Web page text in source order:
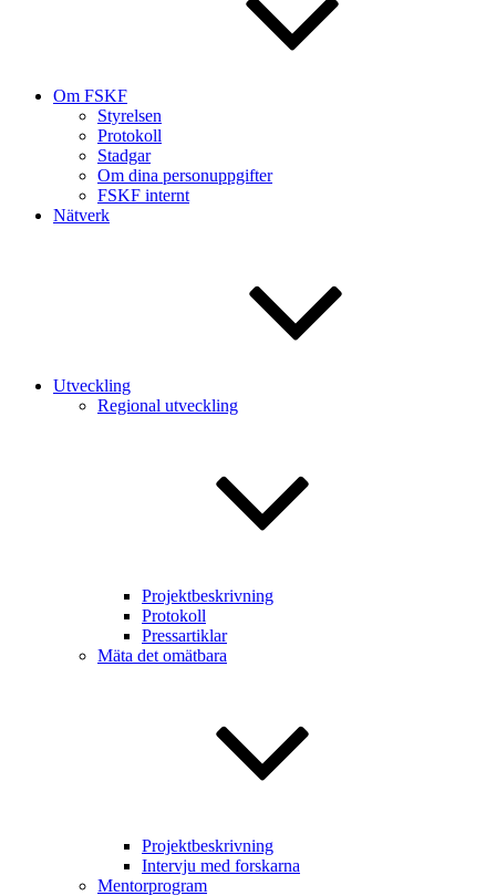
Om FSKF
Styrelsen
Protokoll
Stadgar
Om dina personuppgifter
FSKF internt
Nätverk
Utveckling
Regional utveckling
Projektbeskrivning
Protokoll
Pressartiklar
Mäta det omätbara
Projektbeskrivning
Intervju med forskarna
Mentorprogram